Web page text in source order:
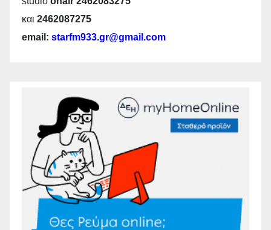
και 2462087275
email: starfm933.gr@gmail.com